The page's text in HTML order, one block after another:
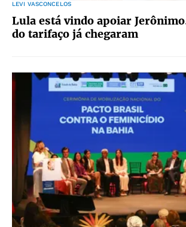
LEVI VASCONCELOS
Lula está vindo apoiar
do tarifaço já chegaram